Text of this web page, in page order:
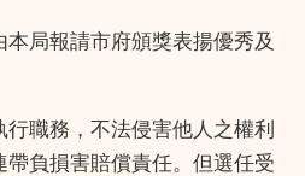
局報請市府頒獎表揚優秀及
職務，不法侵害他人之權利
負損害賠償責任。但選任受